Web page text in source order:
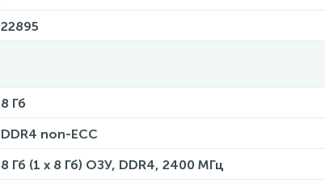
22895
8 Гб
DDR4 non-ECC
8 Гб (1 x 8 Гб) ОЗУ, DDR4, 2400 МГц